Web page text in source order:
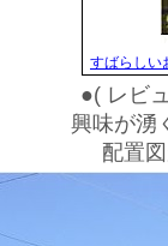
すばらしい
●( レビ
興味が湧
配置